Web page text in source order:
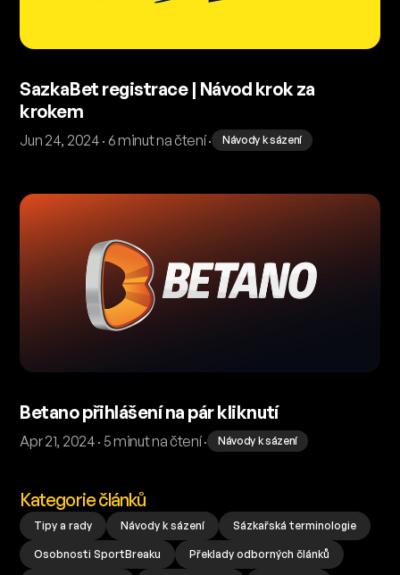
SazkaBet registrace | Návod krok za
krokem
Jun 24, 2024 · 6 minut na čtení · Návody k sázení
Betano přihlášení na pár kliknutí
Apr 21, 2024 · 5 minut na čtení · Návody k sázení
Kategorie článků
Tipy a rady Návody k sázení Sázkařská terminologie
Osobnosti SportBreaku Překlady odborných článků